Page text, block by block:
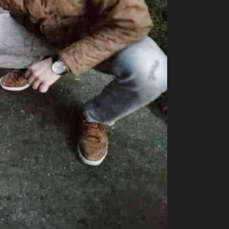
MA VIDI TI NJEGA
Sladak kao med? Poznati tamburaš
pokazao svoje nepoznato izdanje